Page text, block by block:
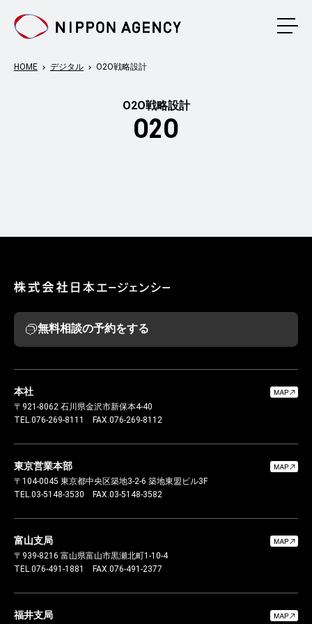
メニ
HOME デジタル O2O戦略設計
O2O戦略設計
O2O
無料相談の予約をする
本社
〒921-8062 石川県金沢市新保本4-40
TEL.076-269-8111
FAX.076-269-8112
東京営業本部
〒104-0045 東京都中央区築地3-2-6 築地東盟ビル3F
TEL.03-5148-3530
FAX.03-5148-3582
富山支局
〒939-8216 富山県富山市黒瀬北町1-10-4
TEL.076-491-1881
FAX.076-491-2377
福井支局